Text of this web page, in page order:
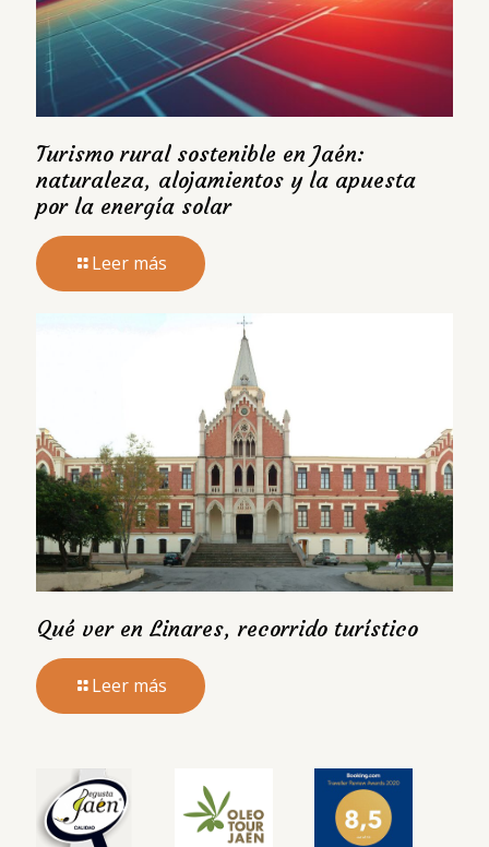
Turismo rural sostenible en Jaén:
naturaleza, alojamientos y la apuesta
por la energía solar
Leer más
Qué ver en Linares, recorrido turístico
Leer más